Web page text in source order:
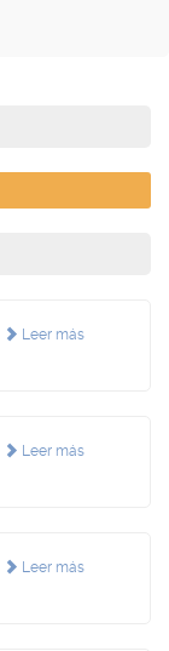
Leer más
Leer más
Leer más